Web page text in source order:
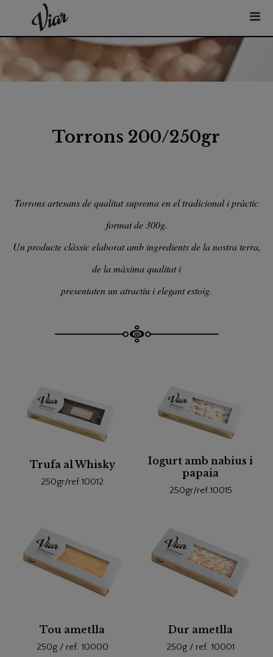
Torrons 200/250gr
Torrons artesans de qualitat suprema en el tradicional i pràctic
format de 300g.
Un producte clàssic elaborat amb ingredients de la nostra terra,
de la màxima qualitat i
presentaten un atractiu i elegant estoig.
Trufa al Whisky
250gr/ref.10012
Iogurt amb nabius i
papaia
250gr/ref.10015
Tou ametlla
250g / ref. 10000
Dur ametlla
250g / ref. 10001